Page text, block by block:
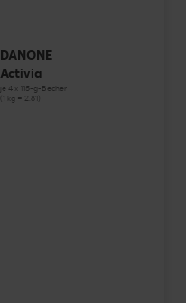
DANONE
Activia
je 4 x 115-g-Becher
(1 kg = 2.81)